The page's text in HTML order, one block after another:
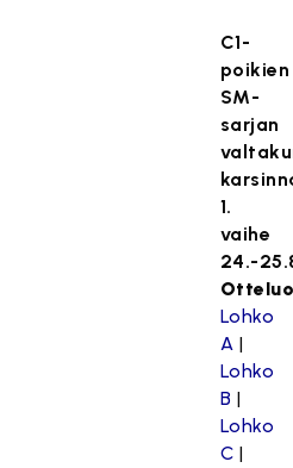
C1-
poikien
SM-
sarjan
1.
vaihe
24.-
Lohko
A |
Lohko
B |
Lohko
C |